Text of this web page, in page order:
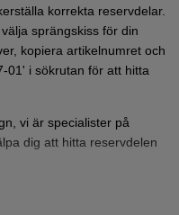
korrekta reservdelar.
sprängskiss för din
kopiera artikelnumret och
01' i sökrutan för att hitta
vi är specialister på
dig att hitta reservdelen
reservdelslista till